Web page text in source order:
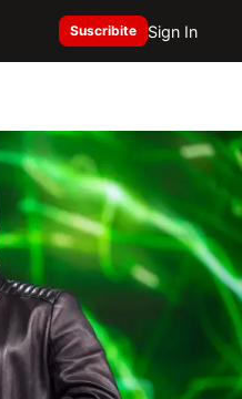
Suscribite Sign In